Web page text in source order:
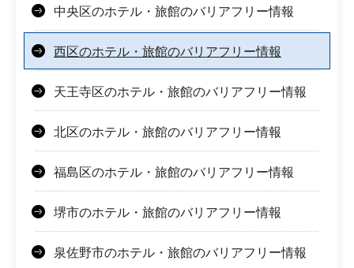
中央区のホテル・旅館のバリアフリー情報
西区のホテル・旅館のバリアフリー情報
天王寺区のホテル・旅館のバリアフリー情報
北区のホテル・旅館のバリアフリー情報
福島区のホテル・旅館のバリアフリー情報
堺市のホテル・旅館のバリアフリー情報
泉佐野市のホテル・旅館のバリアフリー情報